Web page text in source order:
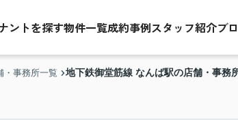
ントを探す物件一覧成約事例スタッフ紹介ブ
・事務所一覧 地下鉄御堂筋線 なんば駅の店舗・事務